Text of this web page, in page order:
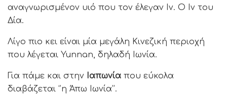
αναγνωρισμένον υιό που τον έλεγαν Ιν. Ο Ιν του
Δία.
Λίγο πιο κει είναι μία μεγάλη Κινεζική περιοχή
που λέγεται Yunnan, δηλαδή Ιωνία.
Για πάμε και στην Ιαπωνία που εύκολα
διαβάζεται ‘’η Άπω Ιωνία’’.